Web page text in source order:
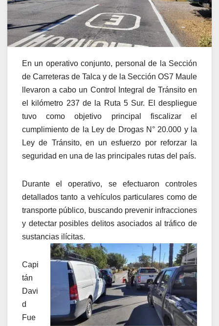
En un operativo conjunto, personal de la Sección
de Carreteras de Talca y de la Sección OS7 Maule
llevaron a cabo un Control Integral de Tránsito en
el kilómetro 237 de la Ruta 5 Sur. El despliegue
tuvo como objetivo principal fiscalizar el
cumplimiento de la Ley de Drogas N° 20.000 y la
Ley de Tránsito, en un esfuerzo por reforzar la
seguridad en una de las principales rutas del país.
Durante el operativo, se efectuaron controles
detallados tanto a vehículos particulares como de
transporte público, buscando prevenir infracciones
y detectar posibles delitos asociados al tráfico de
sustancias ilícitas.
Capi
tán
Davi
d
Fue